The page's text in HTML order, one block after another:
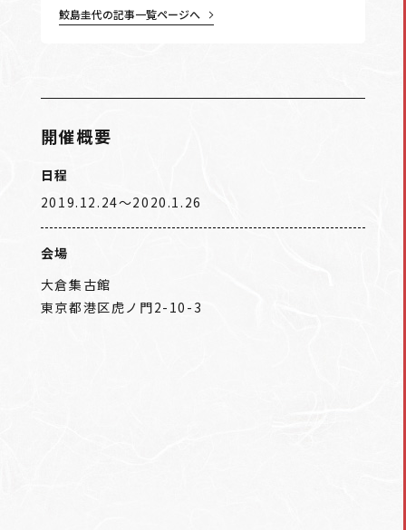
鮫島圭代の記事一覧ページへ
開催概要
日程
2019.12.24〜2020.1.26
会場
大倉集古館
東京都港区虎ノ門2-10-3